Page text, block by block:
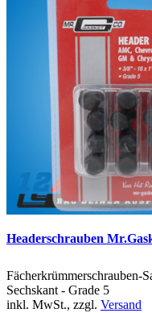
Headerschrauben
Fächerkrümmerschrauben-
Sechskant - Grade 5
inkl. MwSt., zzgl. Versand